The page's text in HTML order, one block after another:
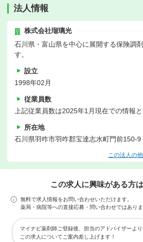
法人情報
株式会社瑠璃光
石川県・富山県を中心に展開する保険調
す。
設立
1998年02月
従業員数
上記従業員数は2025年1月現在での情報と
所在地
石川県羽咋市羽咋郡宝達志水町門前150-9
この法人の
この求人に興味がある方
無料で求人情報をお問い合わせいただけます。
薬局・病院等への直接応募・問い合わせではあり
マイナビ薬剤師ご登録後、担当のアドバイザーより
この求人についてご案内差し上げます！